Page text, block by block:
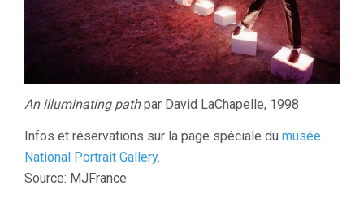
An illuminating pathpar David LaChapelle, 1998
Infos et réservations sur la page spéciale du musée
National Portrait Gallery.
Source: MJFrance